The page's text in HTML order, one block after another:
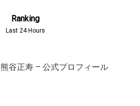
Ranking
Last 24 Hours
熊谷正寿 – 公式プロフィール